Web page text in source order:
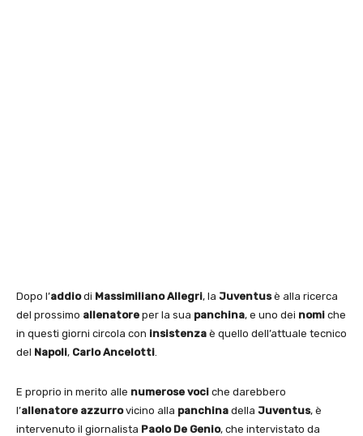
Dopo l’addiodi Massimiliano Allegri, la Juventusè alla ricerca
del prossimo allenatore per la sua panchina, e uno dei nomi che
in questi giorni circola con insistenza è quello dell’attuale tecnico
del Napoli, Carlo Ancelotti
E proprio in merito alle numerose voci che darebbero
l’allenatore azzurrovicino alla panchina della Juventus, è
intervenuto il giornalista Paolo De Genio, che intervistato da